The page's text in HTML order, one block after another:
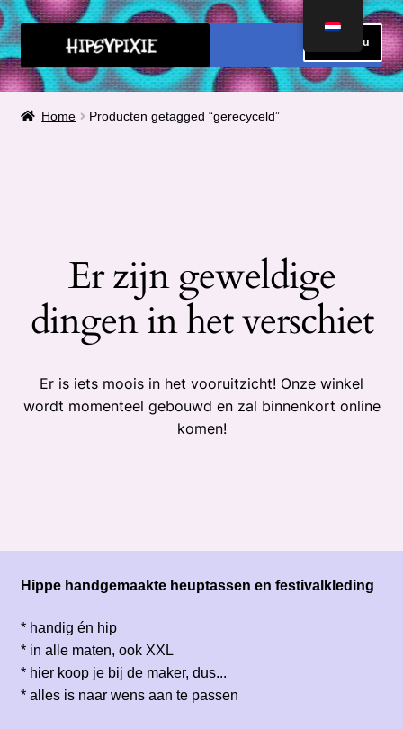
Ga
door
naar
Ga
direct
naar
inhoud
Menu
HOME
CONTACT
SHOP
Winkelmand
Home Producten getagged “gerecyceld”
Er zijn geweldige
dingen in het verschiet
Er is iets moois in het vooruitzicht! Onze winkel
wordt momenteel gebouwd en zal binnenkort online
komen!
Hippe handgemaakte heuptassen en festivalkleding
* handig én hip
* in alle maten, ook XXL
* hier koop je bij de maker, dus...
* alles is naar wens aan te passen